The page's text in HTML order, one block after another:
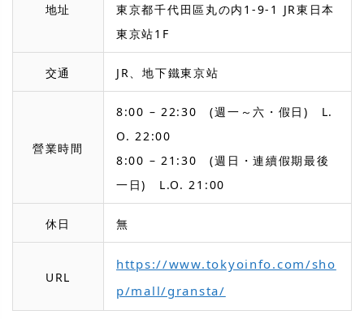
地址
東京都千代田區丸の内1-9-1 JR東日本
東京站1F
交通 JR、地下鐵東京站
營業時間
8:00 – 22:30 (週一～六・假日) L.
O. 22:00
8:00 – 21:30 (週日・連續假期最後
一日) L.O. 21:00
休日 無
URL
https://www.tokyoinfo.com/sho
p/mall/gransta/